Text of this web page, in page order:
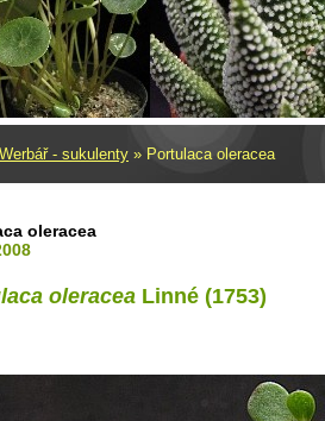
Werbář - sukulenty » Portulaca oleracea
oleracea
oleracea Linné (1753)